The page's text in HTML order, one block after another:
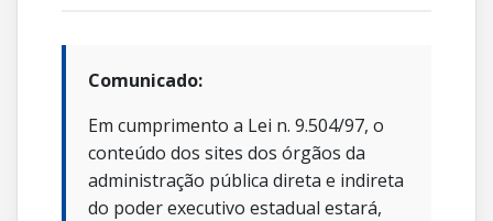
Comunicado:
Em cumprimento a Lei n. 9.504/97, o
conteúdo dos sites dos órgãos da
administração pública direta e indireta
do poder executivo estadual estará,